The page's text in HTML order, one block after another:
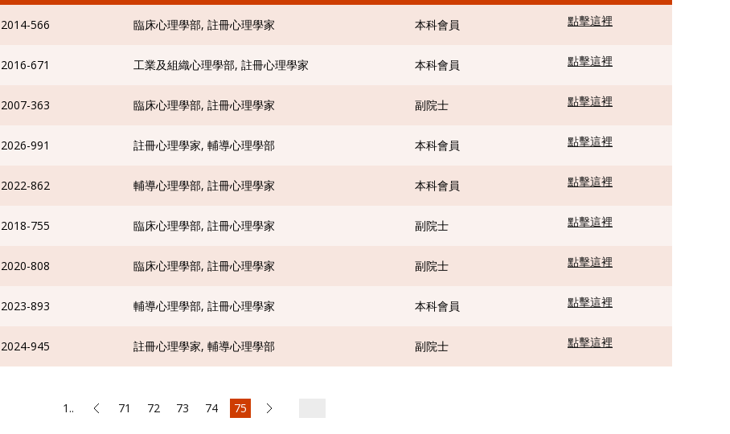
2014-566 臨床心理學部, 註冊心理學家 本科會員 點擊這裡
2016-671 工業及組織心理學部, 註冊心理學家 本科會員 點擊這裡
2007-363 臨床心理學部, 註冊心理學家 副院士 點擊這裡
2026-991 註冊心理學家, 輔導心理學部 本科會員 點擊這裡
2022-862 輔導心理學部, 註冊心理學家 本科會員 點擊這裡
2018-755 臨床心理學部, 註冊心理學家 副院士 點擊這裡
2020-808 臨床心理學部, 註冊心理學家 副院士 點擊這裡
2023-893 輔導心理學部, 註冊心理學家 本科會員 點擊這裡
2024-945 註冊心理學家, 輔導心理學部 副院士 點擊這裡
1.. 71 72 73 74 75